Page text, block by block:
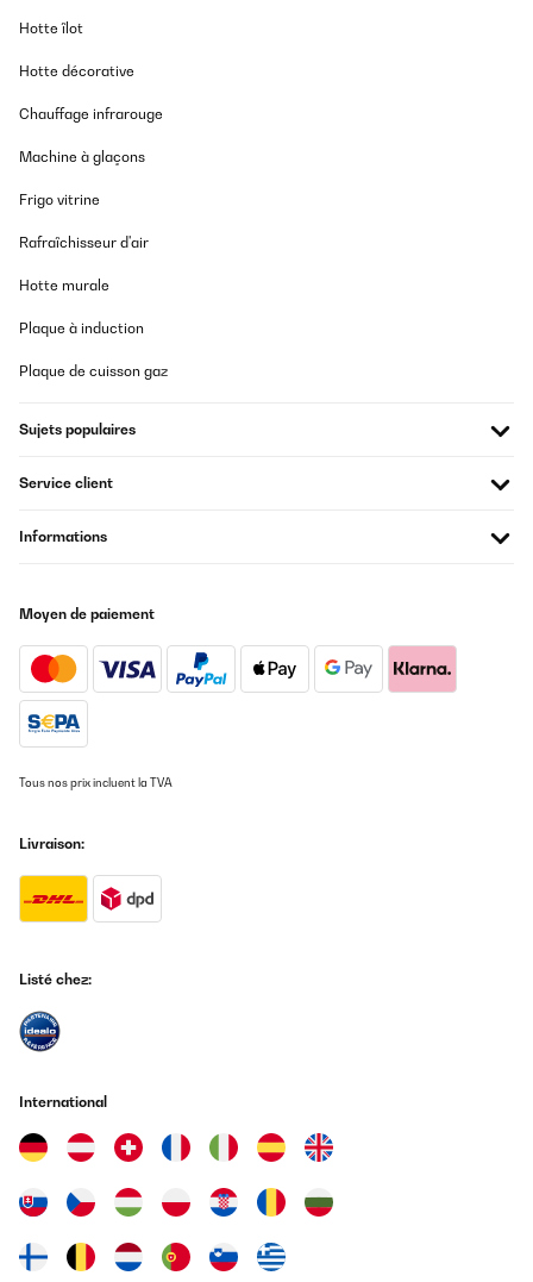
Hotte îlot
Hotte décorative
Chauffage infrarouge
Machine à glaçons
Frigo vitrine
Rafraîchisseur d'air
Hotte murale
Plaque à induction
Plaque de cuisson gaz
Sujets populaires
Service client
Informations
Moyen de paiement
Tous nos prix incluent la TVA
Livraison:
Listé chez:
International